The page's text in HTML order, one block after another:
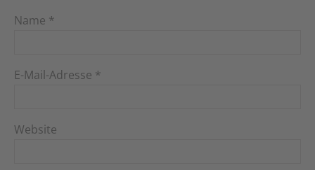
Name *
E-Mail-Adresse *
Website